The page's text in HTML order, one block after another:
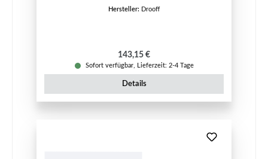
Hersteller: Drooff
Regulärer Preis:
143,15 €
Sofort verfügbar, Lieferzeit: 2-4 Tage
Details